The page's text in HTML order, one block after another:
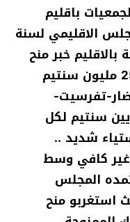
باقليم
الاقليمي لسنة
بالاقليم خبر منح
جمعيات النقل الجامعي مبلغ 25 مليون سنتيم
تفرسيت-
الكبداني” ب 5 ملايين سنتيم لكل
شديد ..
كافي وسط
المجلس
استغربو منح